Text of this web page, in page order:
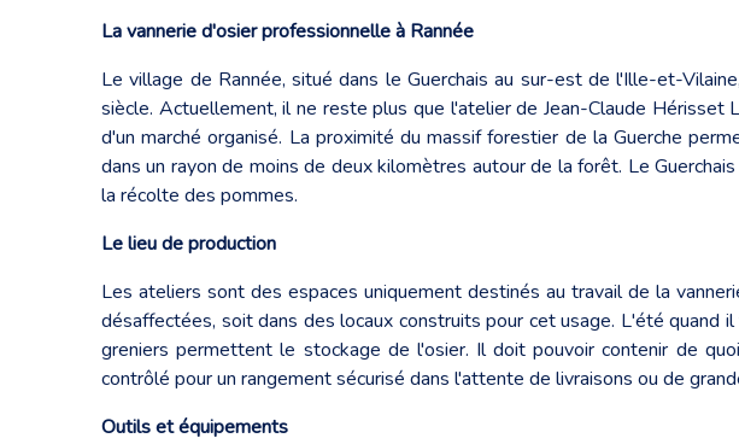
La vannerie d'osier professionnelle à Rannée
Le village de Rannée, situé dans le Guerchais au sur-est de l'Ille-et-
siècle. Actuellement, il ne reste plus que l'atelier de Jean-Claude
d'un marché organisé. La proximité du massif forestier de la Guerche
dans un rayon de moins de deux kilomètres autour de la forêt. Le
la récolte des pommes.
Le lieu de production
Les ateliers sont des espaces uniquement destinés au travail de la
désaffectées, soit dans des locaux construits pour cet usage. L'été
greniers permettent le stockage de l'osier. Il doit pouvoir contenir de
contrôlé pour un rangement sécurisé dans l'attente de livraisons ou de
Outils et équipements